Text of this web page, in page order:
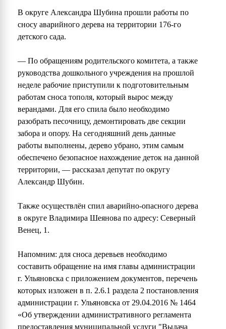
В округе Александра Шубина прошли работы по
сносу аварийного дерева на территории 176-го
детского сада.
— По обращениям родительского комитета, а также
руководства дошкольного учреждения на прошлой
неделе рабочие приступили к подготовительным
работам сноса тополя, который вырос между
верандами. Для его спила было необходимо
разобрать песочницу, демонтировать две секции
забора и опору. На сегодняшний день данные
работы выполнены, дерево убрано, этим самым
обеспечено безопасное нахождение деток на данной
территории, — рассказал депутат по округу
Александр Шубин.
Также осуществлён спил аварийно-опасного дерева
в округе Владимира Шеянова по адресу: Северный
Венец, 1.
Напомним: для сноса деревьев необходимо
составить обращение на имя главы администрации
г. Ульяновска с приложением документов, перечень
которых изложен в п. 2.6.1 раздела 2 постановления
администрации г. Ульяновска от 29.04.2016 № 1464
«Об утверждении административного регламента
предоставления муниципальной услуги "Выдача